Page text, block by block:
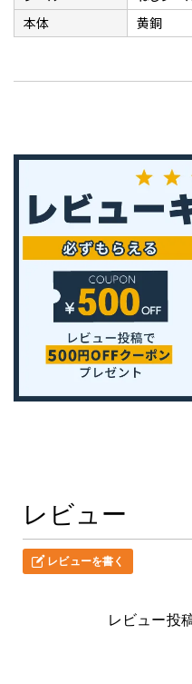
本体
黄銅
レビュー
レビューを書く
レビュー投